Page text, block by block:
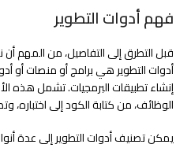
فهم أدوات التطوير
قبل التطرق إلى التفاصيل، من المهم أن
أدوات التطوير هي برامج أو منصات أو
إنشاء تطبيقات البرمجيات. تشمل
الوظائف، من كتابة الكود إلى اختباره،
يمكن تصنيف أدوات التطوير إلى عدة